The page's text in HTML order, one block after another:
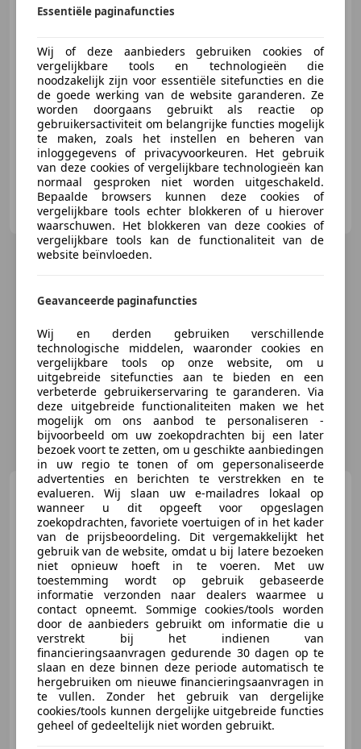
€ 3.500
03/1997 435.006 km Benzine 140 kW (190 PK)
E. van Corstanje VOF
NL-5652 CH EINDHOVEN
Toyota Camry2.2i XL Airco
164000 mls !!! Gold Edition.
€ 3.950
12/1993 264.283 km Benzine 100 kW (136 PK)
Iwan van Lankvelt Auto's
Essentiële paginafuncties
Wij of deze aanbieders gebruiken cookies of
vergelijkbare tools en technologieën die
noodzakelijk zijn voor essentiële sitefuncties en die
de goede werking van de website garanderen. Ze
worden doorgaans gebruikt als reactie op
gebruikersactiviteit om belangrijke functies mogelijk
te maken, zoals het instellen en beheren van
inloggegevens of privacyvoorkeuren. Het gebruik
van deze cookies of vergelijkbare technologieën kan
normaal gesproken niet worden uitgeschakeld.
Bepaalde browsers kunnen deze cookies of
vergelijkbare tools echter blokkeren of u hierover
waarschuwen. Het blokkeren van deze cookies of
vergelijkbare tools kan de functionaliteit van de
website beïnvloeden.
Geavanceerde paginafuncties
Wij en derden gebruiken verschillende
technologische middelen, waaronder cookies en
vergelijkbare tools op onze website, om u
uitgebreide sitefuncties aan te bieden en een
verbeterde gebruikerservaring te garanderen. Via
deze uitgebreide functionaliteiten maken we het
mogelijk om ons aanbod te personaliseren -
bijvoorbeeld om uw zoekopdrachten bij een later
bezoek voort te zetten, om u geschikte aanbiedingen
in uw regio te tonen of om gepersonaliseerde
advertenties en berichten te verstrekken en te
evalueren. Wij slaan uw e-mailadres lokaal op
wanneer u dit opgeeft voor opgeslagen
zoekopdrachten, favoriete voertuigen of in het kader
van de prijsbeoordeling. Dit vergemakkelijkt het
gebruik van de website, omdat u bij latere bezoeken
niet opnieuw hoeft in te voeren. Met uw
toestemming wordt op gebruik gebaseerde
informatie verzonden naar dealers waarmee u
contact opneemt. Sommige cookies/tools worden
door de aanbieders gebruikt om informatie die u
verstrekt bij het indienen van
financieringsaanvragen gedurende 30 dagen op te
slaan en deze binnen deze periode automatisch te
hergebruiken om nieuwe financieringsaanvragen in
te vullen. Zonder het gebruik van dergelijke
cookies/tools kunnen dergelijke uitgebreide functies
geheel of gedeeltelijk niet worden gebruikt.